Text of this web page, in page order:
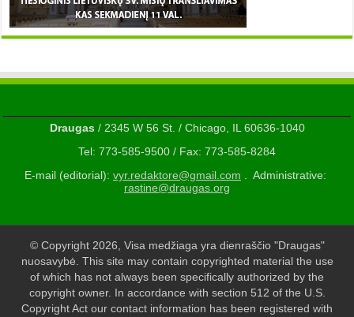
Draugas/ 2345 W 56 St. / Chicago, IL 60636-1040
Tel: 773-585-9500 / Fax: 773-585-8284
E-mail (editorial): vyr.redaktore@gmail.com . Administrative:
rastine@draugas.org
© Copyright 2026, Visa medžiaga yra dienraščio "Draugas"
nuosavybė. This site may contain copyrighted material the use
of which has not always been specifically authorized by the
copyright owner. In accordance with section 512 of the U.S.
Copyright Act our contact information has been registered with